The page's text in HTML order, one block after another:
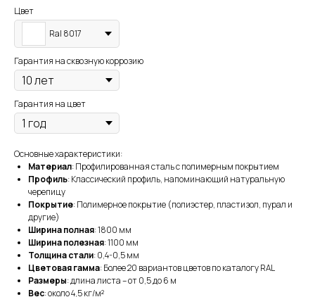
Цвет
Ral 8017
Гарантия на сквозную коррозию
Гарантия на цвет
Основные характеристики:
Материал: Профилированная сталь с полимерным покрытием
Профиль: Классический профиль, напоминающий натуральную
черепицу
Покрытие: Полимерное покрытие (полиэстер, пластизол, пурал и
другие)
Ширина полная: 1800 мм
Ширина полезная: 1100 мм
Толщина стали: 0,4-0,5 мм
Цветовая гамма: Более 20 вариантов цветов по каталогу RAL
Размеры: длина листа – от 0,5 до 6 м
Вес: около 4,5 кг/м²